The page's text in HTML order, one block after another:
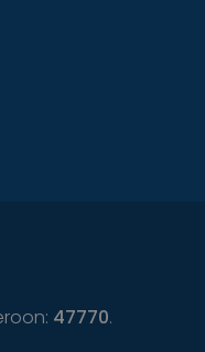
47770.